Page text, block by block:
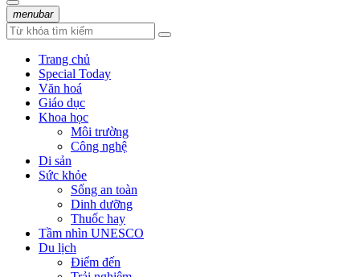
menubar
Trang chủ
Special Today
Văn hoá
Giáo dục
Khoa học
Môi trường
Công nghệ
Di sản
Sức khỏe
Sống an toàn
Dinh dưỡng
Thuốc hay
Tầm nhìn UNESCO
Du lịch
Điểm đến